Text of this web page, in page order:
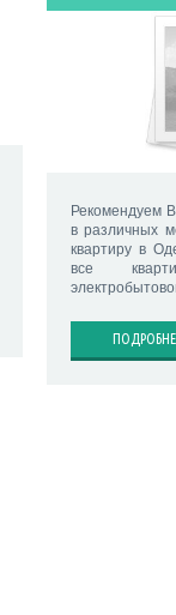
Рекомендуем
в различных
квартиру в
все